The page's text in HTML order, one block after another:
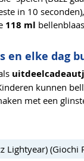
in 10
118 ml
en elke dag
kunnen
met een
Lightyear) (Giochi